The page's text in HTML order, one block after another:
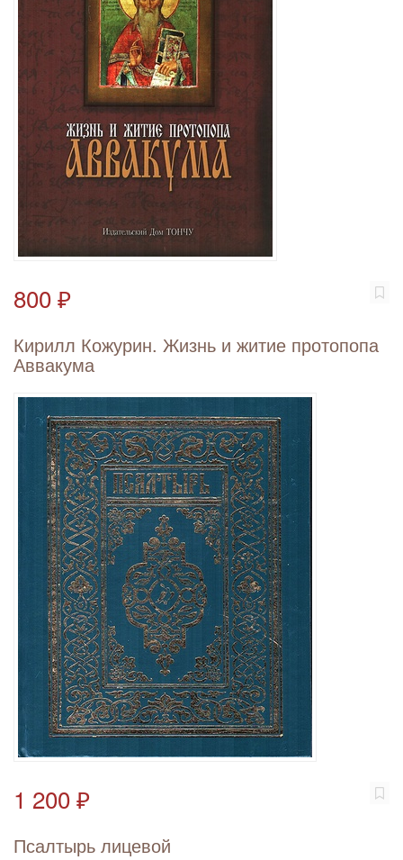
800 ₽
Кирилл Кожурин. Жизнь и житие протопопа
Аввакума
1 200 ₽
Псалтырь лицевой